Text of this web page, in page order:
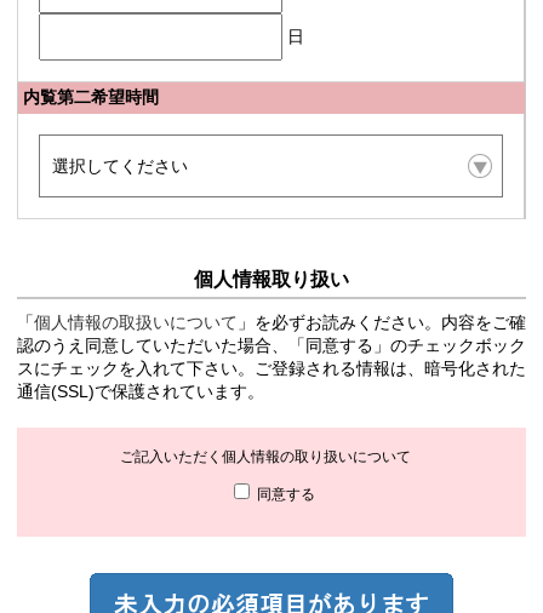
日
内覧第二希望時間
個人情報取り扱い
「個人情報の取扱いについて 」を必ずお読みください。内容をご確
認のうえ同意していただいた場合、「同意する」のチェックボック
スにチェックを入れて下さい。ご登録される情報は、暗号化された
通信(SSL)で保護されています。
ご記入いただく個人情報の取り扱いについて
同意する